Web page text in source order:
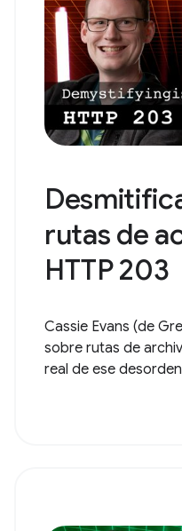
rutas de
HTTP 203
Cassie Evans (de
sobre rutas de
real de ese